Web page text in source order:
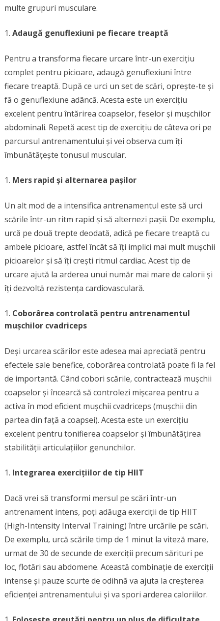
multe grupuri musculare.
Adaugă genuflexiuni pe fiecare treaptă
Pentru a transforma fiecare urcare într-un exercițiu
complet pentru picioare, adaugă genuflexiuni între
fiecare treaptă. După ce urci un set de scări, oprește-te și
fă o genuflexiune adâncă. Acesta este un exercițiu
excelent pentru întărirea coapselor, feselor și mușchilor
abdominali. Repetă acest tip de exercițiu de câteva ori pe
parcursul antrenamentului și vei observa cum îți
îmbunătățește tonusul muscular.
Mers rapid și alternarea pașilor
Un alt mod de a intensifica antrenamentul este să urci
scările într-un ritm rapid și să alternezi pașii. De exemplu,
urcă pe două trepte deodată, adică pe fiecare treaptă cu
ambele picioare, astfel încât să îți implici mai mult mușchii
picioarelor și să îți crești ritmul cardiac. Acest tip de
urcare ajută la arderea unui număr mai mare de calorii și
îți dezvoltă rezistența cardiovasculară.
Coborârea controlată pentru antrenamentul
mușchilor cvadriceps
Deși urcarea scărilor este adesea mai apreciată pentru
efectele sale benefice, coborârea controlată poate fi la fel
de importantă. Când cobori scările, contractează mușchii
coapselor și încearcă să controlezi mișcarea pentru a
activa în mod eficient mușchii cvadriceps (mușchii din
partea din față a coapsei). Acesta este un exercițiu
excelent pentru tonifierea coapselor și îmbunătățirea
stabilității articulațiilor genunchilor.
Integrarea exercițiilor de tip HIIT
Dacă vrei să transformi mersul pe scări într-un
antrenament intens, poți adăuga exerciții de tip HIIT
(High-Intensity Interval Training) între urcările pe scări.
De exemplu, urcă scările timp de 1 minut la viteză mare,
urmat de 30 de secunde de exerciții precum sărituri pe
loc, flotări sau abdomene. Această combinație de exerciții
intense și pauze scurte de odihnă va ajuta la creșterea
eficienței antrenamentului și va spori arderea caloriilor.